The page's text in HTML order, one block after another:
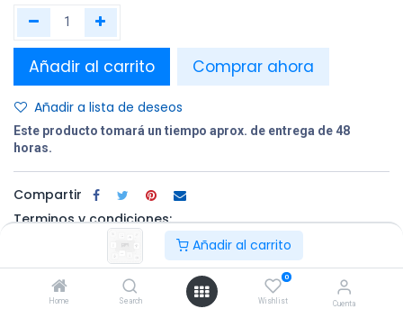
Añadir al carrito
Home Search
0
Wishlist Cuenta
Añadir al carrito Comprar ahora
Añadir a lista de deseos
Este producto tomará un tiempo aprox. de entrega de 48
horas.
Compartir
Terminos y condiciones:
100% original
Devolución en
un plazo de 30
Entrega
gratuita en